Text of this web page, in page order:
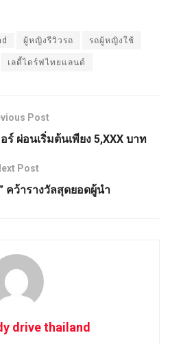
ผู้หญิงรีวิวรถ รถผู้หญิงใช้
เลดี้ไดร์ฟไทยแลนด์
Post
ผ่อนเริ่มต้นเพียง 5,XXX บาท
Post
คว้ารางวัลสุดยอดผู้นำ
drive thailand